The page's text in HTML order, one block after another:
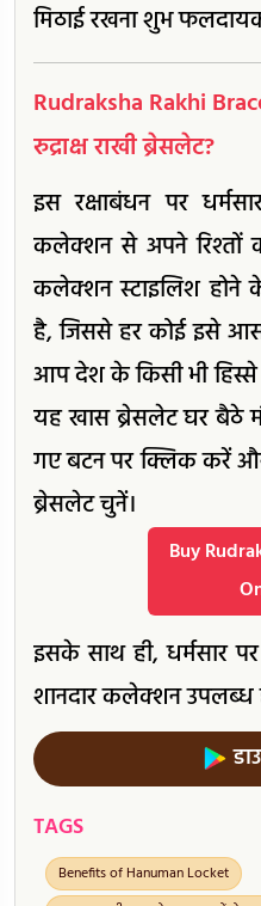
मिठाई रखना शुभ
Rudraksha Rakhi
रुद्राक्ष राखी ब्रेसलेट?
इस रक्षाबंधन पर
कलेक्शन से अपने रिश्तों
कलेक्शन स्टाइलिश होने
है, जिससे हर कोई इसे
आप देश के किसी भी
यह खास ब्रेसलेट घर बैठे
गए बटन पर क्लिक करें और
ब्रेसलेट चुनें।
Buy
इसके साथ ही, धर्मसार
शानदार कलेक्शन उपलब्ध
TAGS
Benefits of Hanuman Locket